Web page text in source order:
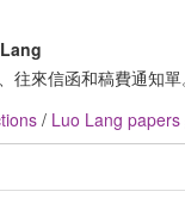
往來信函和稿費通知單
/ Luo Lang